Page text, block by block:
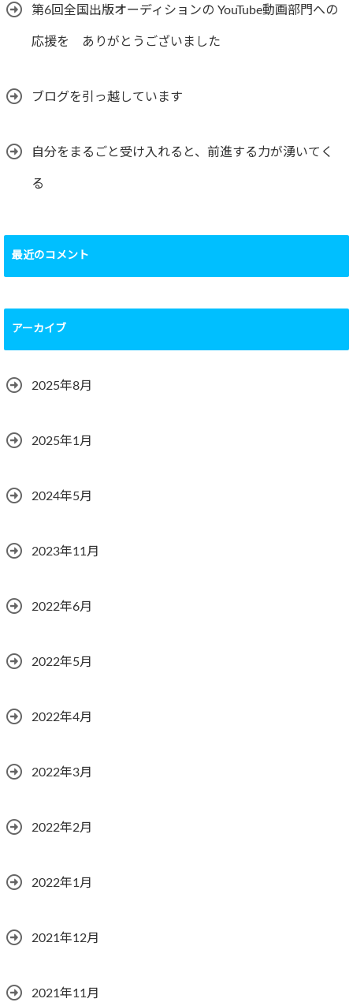
第6回全国出版オーディションの YouTube動画部門への
応援を ありがとうございました
ブログを引っ越しています
自分をまるごと受け入れると、前進する力が湧いてく
る
最近のコメント
アーカイブ
2025年8月
2025年1月
2024年5月
2023年11月
2022年6月
2022年5月
2022年4月
2022年3月
2022年2月
2022年1月
2021年12月
2021年11月